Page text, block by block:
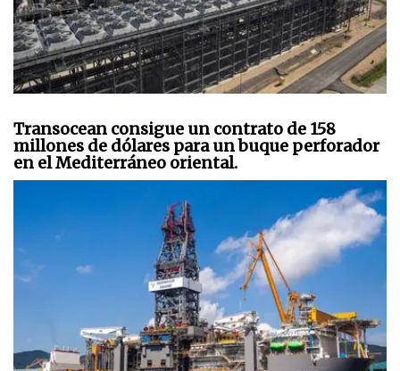
Transocean consigue un contrato de 158
millones de dólares para un buque perforador
en el Mediterráneo oriental.